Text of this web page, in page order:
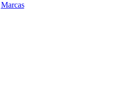
Marcas